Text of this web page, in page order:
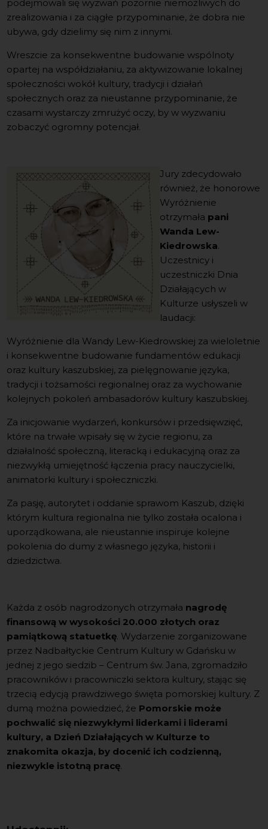
podejmowali się wyzwań pozornie niemożliwych do
zrealizowania i za ciągłe przypominanie, że dobra nie
ubywa, gdy dzielimy się nim z innymi.
Wreszcie za konsekwentne budowanie wspólnoty
opartej na współdziałaniu, za aktywizowanie lokalnej
społeczności wokół kultury, tradycji i działań
społecznych oraz za nieustanne przypominanie, że
czasami wystarczy zmrużyć oczy, by w wyzwaniu
zobaczyć ogromny potencjał.
Jury zdecydowało
również, że honorowe
Wyróżnienie
otrzymała pani
Wanda Lew-
Kiedrowska.
Uczestnicy i
uczestniczki Dnia
Działających w
Kulturze usłyszeli w
laudacji:
Wyróżnienie dla Wandy Lew-Kiedrowskiej za wieloletnie
i konsekwentne budowanie fundamentów edukacji
oraz kultury kaszubskiej, za pielęgnowanie języka,
tradycji i tożsamości regionalnej oraz za wychowanie
kolejnych pokoleń ambasadorów kultury kaszubskiej.
Za inicjowanie wydarzeń, konkursów i przedsięwzięć,
które na trwałe wpisały się w życie regionu, za
działalność społeczną, literacką i edukacyjną oraz za
niezwykłą umiejętność łączenia pracy nauczycielki,
animatorki kultury i społeczniczki.
Za pasję, autorytet i oddanie sprawom Kaszub, dzięki
którym kultura regionalna nie tylko została ocalona i
uporządkowana, ale nieustannie inspiruje kolejne
pokolenia do dumy z własnego języka, historii i
dziedzictwa.
Każda z osób nagrodzonych otrzymała nagrodę
finansową w wysokości 20.000 złotych oraz
pamiątkową statuetkę. Wydarzenie zorganizowane
przez Nadbałtyckie Centrum Kultury w Gdańsku w
jednej z jego siedzib – Centrum św. Jana, zgromadziło
pracowników i pracowniczki sektora kultury, stając się
trzecią edycją prawdziwego święta pomorskiej kultury. Z
dumą można powiedzieć, że Pomorskie może
pochwalić się niezwykłymi liderkami i liderami
kultury, a Dzień Działających w Kulturze to
znakomita okazja, by docenić ich codzienną,
niezwykle istotną pracę.